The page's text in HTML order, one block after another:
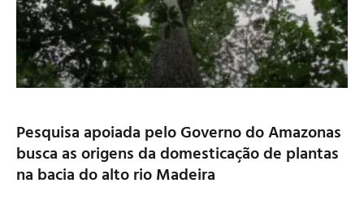
Pesquisa apoiada pelo Governo do Amazonas
busca as origens da domesticação de plantas
na bacia do alto rio Madeira